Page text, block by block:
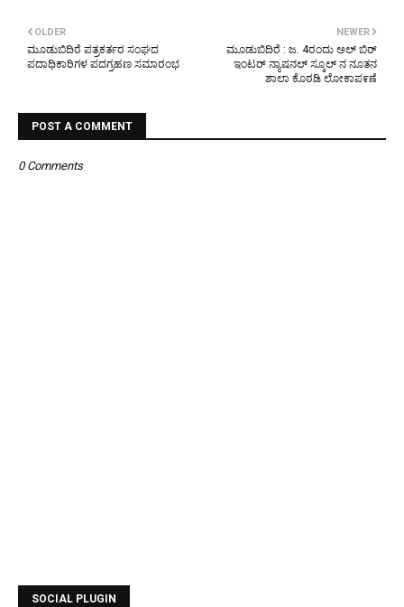
NEWER
ಮೂಡುಬಿದಿರೆ : ಜ. 4ರಂದು ಅಲ್ ಬಿರ್
ಇಂಟರ್ ನ್ಯಾಷನಲ್ ಸ್ಕೂಲ್ ನ ನೂತನ
ಶಾಲಾ ಕೊಠಡಿ ಲೋಕಾಪ೯ಣೆ
OLDER
ಮೂಡುಬಿದಿರೆ ಪತ್ರಕರ್ತರ ಸಂಘದ
ಪದಾಧಿಕಾರಿಗಳ ಪದಗ್ರಹಣ ಸಮಾರಂಭ
POST A COMMENT
0 Comments
SOCIAL PLUGIN